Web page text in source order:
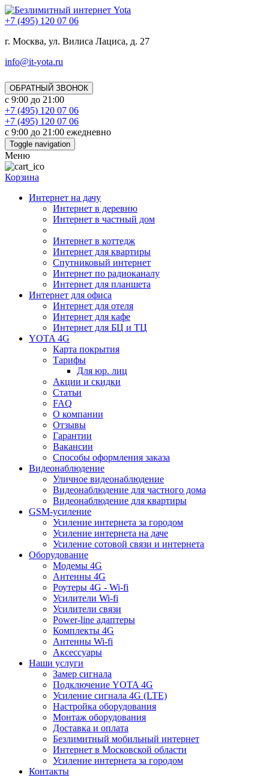
+7 (495) 120 07 06
г. Москва, ул. Вилиса Лациса, д. 27
info@it-yota.ru
ОБРАТНЫЙ ЗВОНОК
с 9:00 до 21:00
+7 (495) 120 07 06
+7 (495) 120 07 06
с 9:00 до 21:00 ежедневно
Toggle navigation
Меню
Корзина
Интернет на дачу
Интернет в деревню
Интернет в частный дом
Интернет в коттедж
Интернет для квартиры
Спутниковый интернет
Интернет по радиоканалу
Интернет для планшета
Интернет для офиса
Интернет для отеля
Интернет для кафе
Интернет для БЦ и ТЦ
YOTA 4G
Карта покрытия
Тарифы
Для юр. лиц
Акции и скидки
Статьи
FAQ
О компании
Отзывы
Гарантии
Вакансии
Способы оформления заказа
Видеонаблюдение
Уличное видеонаблюдение
Видеонаблюдение для частного дома
Видеонаблюдение для квартиры
GSM-усиление
Усиление интернета за городом
Усиление интернета на даче
Усиление сотовой связи и интернета
Оборудование
Модемы 4G
Антенны 4G
Роутеры 4G - Wi-fi
Усилители Wi-fi
Усилители связи
Power-line адаптеры
Комплекты 4G
Антенны Wi-fi
Аксессуары
Наши услуги
Замер сигнала
Подключение YOTA 4G
Усиление сигнала 4G (LTE)
Настройка оборудования
Монтаж оборудования
Доставка и оплата
Безлимитный мобильный интернет
Интернет в Московской области
Усиление интернета за городом
Контакты